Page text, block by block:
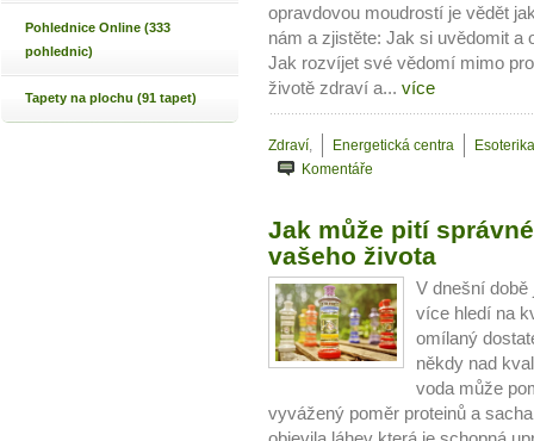
Pohlednice Online (333
pohlednic)
Tapety na plochu (91 tapet)
opravdovou moudrostí je vědět
nám a zjistěte: Jak si uvědomit a
Jak rozvíjet své vědomí mimo
životě zdraví a... více
Zdraví, Energetická centra
Komentáře
Jak může pití
vašeho života
V dnešní době
více hledí na
omílaný
někdy nad
voda může
vyvážený poměr proteinů a